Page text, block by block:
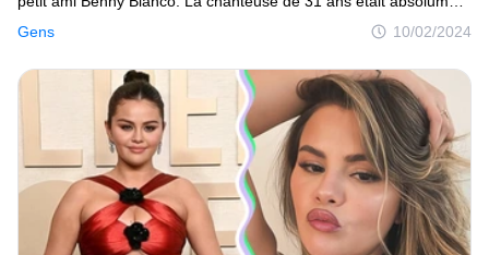
Gens 10/02/2024
fabuleuse dans une magnifique robe transparente. Cependant,
certaines personnes ont critiqué sa tenue, faisant des
commentaires sur son corps et spéculant même sur le fait qu’elle
pourrait être enceinte.